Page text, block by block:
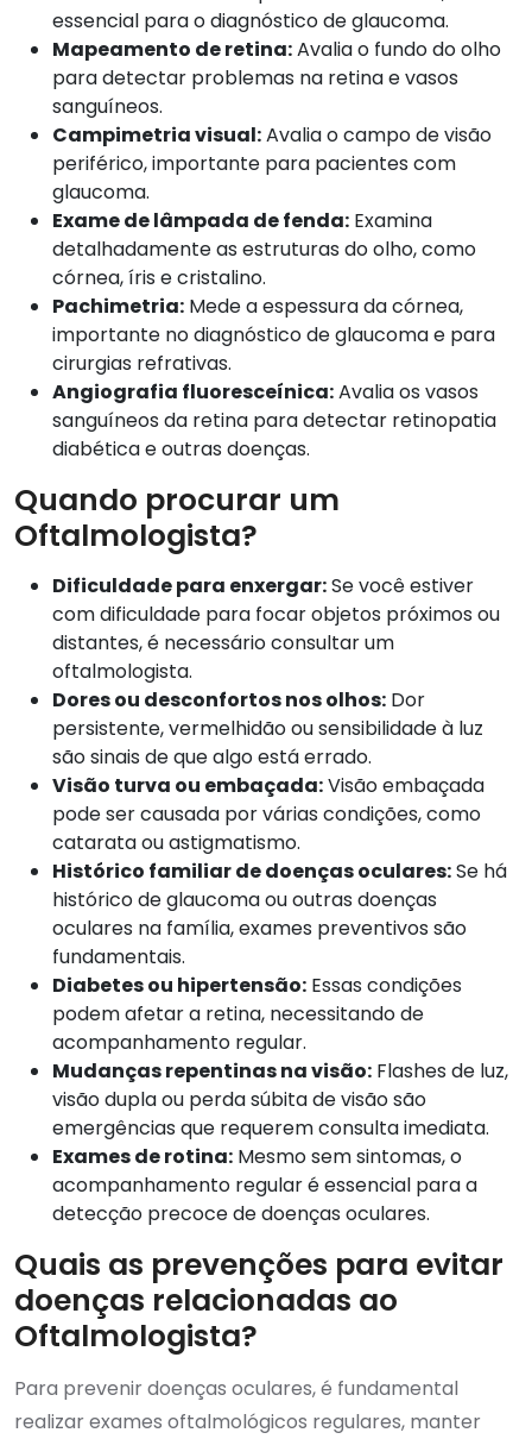
essencial para o diagnóstico de glaucoma.
Mapeamento de retina:Avalia o fundo do olho
para detectar problemas na retina e vasos
sanguíneos.
Campimetria visual:Avalia o campo de visão
periférico, importante para pacientes com
glaucoma.
Exame de lâmpada de fenda: Examina
detalhadamente as estruturas do olho, como
córnea, íris e cristalino.
Pachimetria: Mede a espessura da córnea,
importante no diagnóstico de glaucoma e para
cirurgias refrativas.
Angiografia fluoresceínica:Avalia os vasos
sanguíneos da retina para detectar retinopatia
diabética e outras doenças.
Quando procurar um
Oftalmologista?
Dificuldade para enxergar:Se você estiver
com dificuldade para focar objetos próximos ou
distantes, é necessário consultar um
oftalmologista.
Dores ou desconfortos nos olhos: Dor
persistente, vermelhidão ou sensibilidade à luz
são sinais de que algo está errado.
Visão turva ou embaçada:Visão embaçada
pode ser causada por várias condições, como
catarata ou astigmatismo.
Histórico familiar de doenças oculares:Se há
histórico de glaucoma ou outras doenças
oculares na família, exames preventivos são
fundamentais.
Diabetes ou hipertensão: Essas condições
podem afetar a retina, necessitando de
acompanhamento regular.
Mudanças repentinas na visão: Flashes de luz,
visão dupla ou perda súbita de visão são
emergências que requerem consulta imediata.
Exames de rotina: Mesmo sem sintomas, o
acompanhamento regular é essencial para a
detecção precoce de doenças oculares.
Quais as prevenções para evitar
doenças relacionadas ao
Oftalmologista?
Para prevenir doenças oculares, é fundamental
realizar exames oftalmológicos regulares, manter